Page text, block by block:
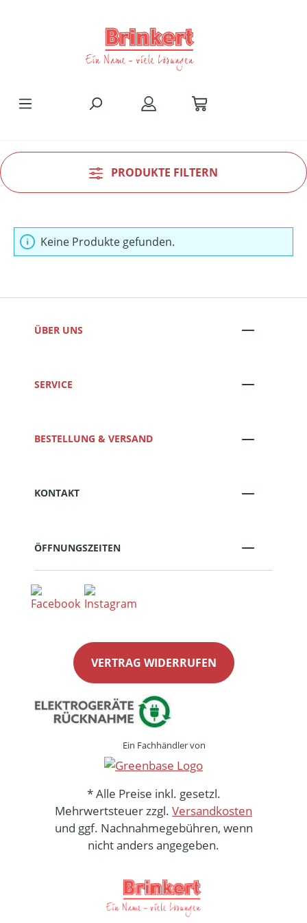
PRODUKTE FILTERN
Keine Produkte gefunden.
ÜBER UNS
SERVICE
BESTELLUNG & VERSAND
KONTAKT
ÖFFNUNGSZEITEN
VERTRAG WIDERRUFEN
Ein Fachhändler von
* Alle Preise inkl. gesetzl.
Mehrwertsteuer zzgl. Versandkosten
und ggf. Nachnahmegebühren, wenn
nicht anders angegeben.